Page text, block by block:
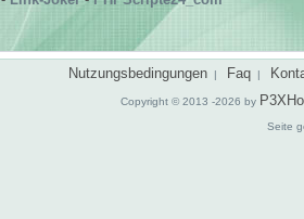
Nutzungsbedingungen | Faq |
Copyright © 2013 -2026 by
Seite